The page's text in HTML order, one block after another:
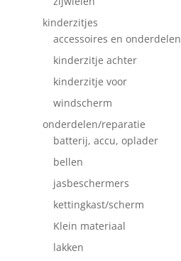
kinderzitjes
accessoires en onderdelen
kinderzitje achter
kinderzitje voor
windscherm
onderdelen/reparatie
batterij, accu, oplader
bellen
jasbeschermers
kettingkast/scherm
Klein materiaal
lakken